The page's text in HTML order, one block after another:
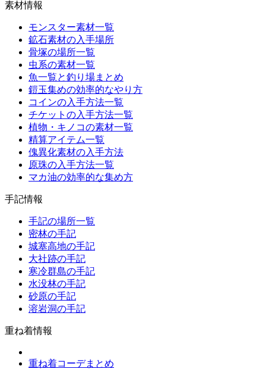
素材情報
モンスター素材一覧
鉱石素材の入手場所
骨塚の場所一覧
虫系の素材一覧
魚一覧と釣り場まとめ
鎧玉集めの効率的なやり方
コインの入手方法一覧
チケットの入手方法一覧
植物・キノコの素材一覧
精算アイテム一覧
傀異化素材の入手方法
原珠の入手方法一覧
マカ油の効率的な集め方
手記情報
手記の場所一覧
密林の手記
城塞高地の手記
大社跡の手記
寒冷群島の手記
水没林の手記
砂原の手記
溶岩洞の手記
重ね着情報
重ね着コーデまとめ